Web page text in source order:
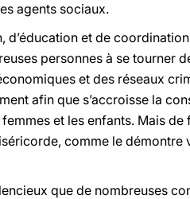
agents sociaux.
d’éducation et de
personnes à se tourner
et des réseaux
afin que s’accroisse la
et les enfants. Mais
comme le démontre
que de nombreuses